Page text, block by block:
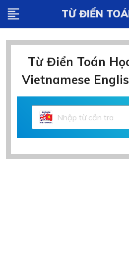
format_align_left TỪ ĐIỂN
Từ Điển Toán
Vietnamese